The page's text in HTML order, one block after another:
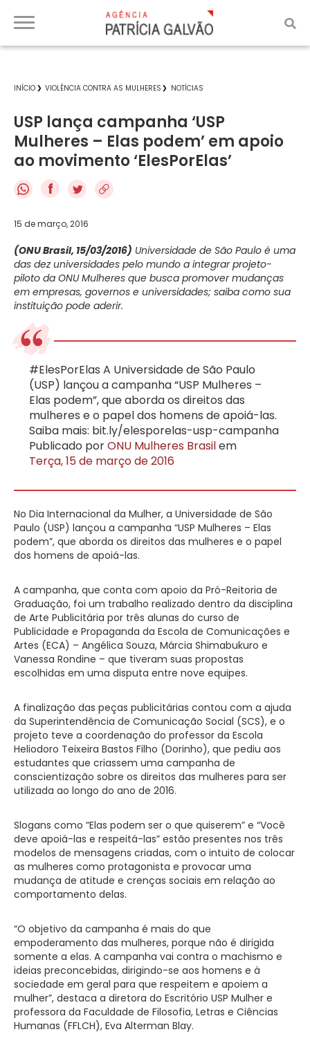
INÍCIO VIOLÊNCIA CONTRA AS MULHERES NOTÍCIAS
USP lança campanha ‘USP
Mulheres – Elas podem’ em apoio
ao movimento ‘ElesPorElas’
f
15 de março, 2016
(ONU Brasil, 15/03/2016) Universidade de São Paulo é uma
das dez universidades pelo mundo a integrar projeto-
piloto da ONU Mulheres que busca promover mudanças
em empresas, governos e universidades; saiba como sua
instituição pode aderir.
#ElesPorElas A Universidade de São Paulo
(USP) lançou a campanha “USP Mulheres –
Elas podem”, que aborda os direitos das
mulheres e o papel dos homens de apoiá-las.
Saiba mais: bit.ly/elesporelas-usp-campanha
Publicado porONU Mulheres Brasilem
Terça, 15 de março de 2016
No Dia Internacional da Mulher, a Universidade de São
Paulo (USP) lançou a campanha “USP Mulheres – Elas
podem”, que aborda os direitos das mulheres e o papel
dos homens de apoiá-las.
A campanha, que conta com apoio da Pró-Reitoria de
Graduação, foi um trabalho realizado dentro da disciplina
de Arte Publicitária por três alunas do curso de
Publicidade e Propaganda da Escola de Comunicações e
Artes (ECA) – Angélica Souza, Márcia Shimabukuro e
Vanessa Rondine – que tiveram suas propostas
escolhidas em uma disputa entre nove equipes.
A finalização das peças publicitárias contou com a ajuda
da Superintendência de Comunicação Social (SCS), e o
projeto teve a coordenação do professor da Escola
Heliodoro Teixeira Bastos Filho (Dorinho), que pediu aos
estudantes que criassem uma campanha de
conscientização sobre os direitos das mulheres para ser
utilizada ao longo do ano de 2016.
Slogans como “Elas podem ser o que quiserem” e “Você
deve apoiá-las e respeitá-las” estão presentes nos três
modelos de mensagens criadas, com o intuito de colocar
as mulheres como protagonista e provocar uma
mudança de atitude e crenças sociais em relação ao
comportamento delas.
“O objetivo da campanha é mais do que
empoderamento das mulheres, porque não é dirigida
somente a elas. A campanha vai contra o machismo e
ideias preconcebidas, dirigindo-se aos homens e à
sociedade em geral para que respeitem e apoiem a
mulher”, destaca a diretora do Escritório USP Mulher e
professora da Faculdade de Filosofia, Letras e Ciências
Humanas (FFLCH), Eva Alterman Blay.